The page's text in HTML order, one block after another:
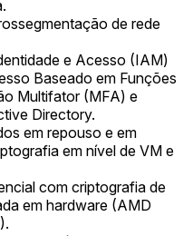
de rede
e Acesso (IAM)
Baseado em Funções
Multifator (MFA) e
Directory.
em repouso e em
em nível de VM e
com criptografia de
em hardware (AMD